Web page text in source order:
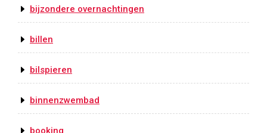
bijzondere overnachtingen
billen
bilspieren
binnenzwembad
booking